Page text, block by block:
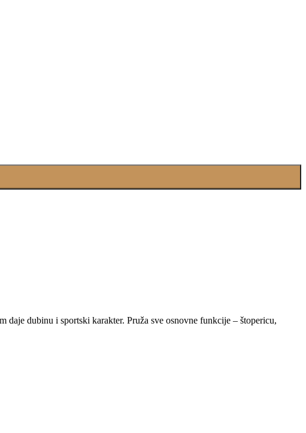
dubinu i sportski karakter. Pruža sve osnovne funkcije – štopericu,